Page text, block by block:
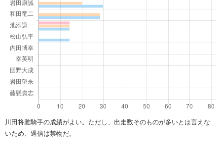
川田将雅騎手の成績がよい。ただし、出走数そのものが多いとは言えな
いため、過信は禁物だ。